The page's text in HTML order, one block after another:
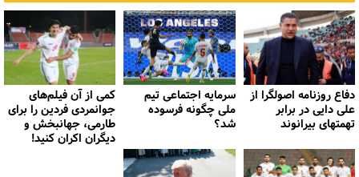
دفاع روزنامه اصولگرا از
علی دایی در برابر
تهمتهای بیرانوند
سرمایه اجتماعی تیم
ملی چگونه فرسوده
شد؟
کمی از آن فیلم‌های
جوانمردی فردین را برای
طارمی، جهانبخش و
دیگران اکران کنید!